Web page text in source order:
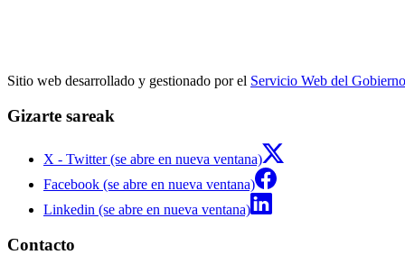
Sitio web desarrollado y gestionado por el Servicio Web del
Gizarte sareak
X - Twitter (se abre en nueva ventana)
Facebook (se abre en nueva ventana)
Linkedin (se abre en nueva ventana)
Contacto